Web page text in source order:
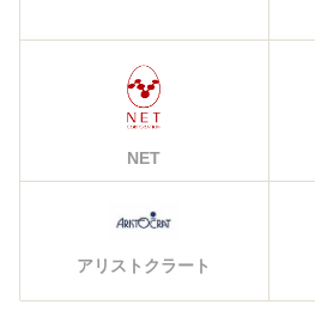
NET
アリストクラート